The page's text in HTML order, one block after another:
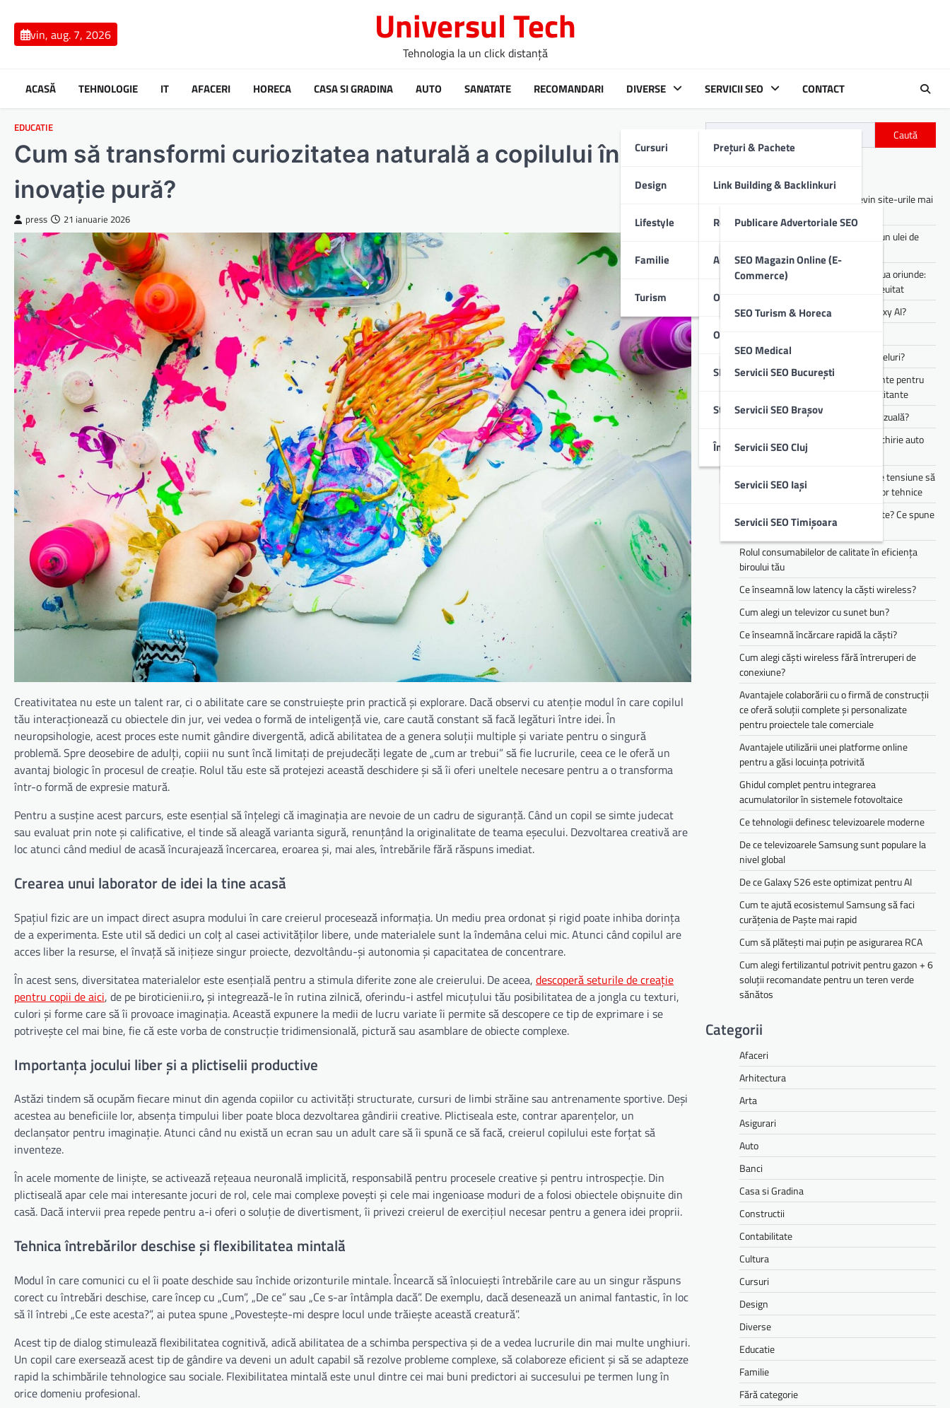
contentvin, aug. 7, 2026 Universul Tech
Tehnologia la un click distanță
ACASĂ TEHNOLOGIE IT AFACERI HORECA CASA SI GRADINA AUTO SANATATE RECOMANDARI DIVERSE
Cursuri
Design
Lifestyle
Familie
Turism
SERVICII SEO
Prețuri & Pachete
Link Building & Backlinkuri
Redactare Conținut SEO
Publicare Advertoriale SEO
Comunicate De Presă
Audit SEO Tehnic
SEO Magazin Online (E-
Commerce)
SEO Turism & Horeca
SEO Medical
Optimizare SEO On-Page
Optimizare SEO Off-Page
SEO LocalServicii SEO București
Servicii SEO Brașov
Servicii SEO Cluj
Servicii SEO Iași
Servicii SEO Timișoara
Studii De Caz
Întrebări Frecvente (FAQ)
CONTACT
EDUCATIE
Cum să transformi curiozitatea naturală a copilului în
inovație pură?
press 21 ianuarie 2026
Creativitatea nu este un talent rar, ci o abilitate care se construiește prin practică și explorare. Dacă observi cu atenție modul în care copilul
tău interacționează cu obiectele din jur, vei vedea o formă de inteligență vie, care caută constant să facă legături între idei. În
neuropsihologie, acest proces este numit gândire divergentă, adică abilitatea de a genera soluții multiple și variate pentru o singură
problemă. Spre deosebire de adulți, copiii nu sunt încă limitați de prejudecăți legate de „cum ar trebui” să fie lucrurile, ceea ce le oferă un
avantaj biologic în procesul de creație. Rolul tău este să protejezi această deschidere și să îi oferi uneltele necesare pentru a o transforma
într-o formă de expresie matură.
Pentru a susține acest parcurs, este esențial să înțelegi că imaginația are nevoie de un cadru de siguranță. Când un copil se simte judecat
sau evaluat prin note și calificative, el tinde să aleagă varianta sigură, renunțând la originalitate de teama eșecului. Dezvoltarea creativă are
loc atunci când mediul de acasă încurajează încercarea, eroarea și, mai ales, întrebările fără răspuns imediat.
Crearea unui laborator de idei la tine acasă
Spațiul fizic are un impact direct asupra modului în care creierul procesează informația. Un mediu prea ordonat și rigid poate inhiba dorința
de a experimenta. Este util să dedici un colț al casei activităților libere, unde materialele sunt la îndemâna celui mic. Atunci când copilul are
acces liber la resurse, el învață să inițieze singur proiecte, dezvoltându-și autonomia și capacitatea de concentrare.
În acest sens, diversitatea materialelor este esențială pentru a stimula diferite zone ale creierului. De aceea, descoperă seturile de creație
pentru copii de aici, de pe biroticienii.ro,și integrează-le în rutina zilnică, oferindu-i astfel micuțului tău posibilitatea de a jongla cu texturi,
culori și forme care să îi provoace imaginația. Această expunere la medii de lucru variate îi permite să descopere ce tip de exprimare i se
potrivește cel mai bine, fie că este vorba de construcție tridimensională, pictură sau asamblare de obiecte complexe.
Importanța jocului liber și a plictiselii productive
Astăzi tindem să ocupăm fiecare minut din agenda copiilor cu activități structurate, cursuri de limbi străine sau antrenamente sportive. Deși
acestea au beneficiile lor, absența timpului liber poate bloca dezvoltarea gândirii creative. Plictiseala este, contrar aparențelor, un
declanșator pentru imaginație. Atunci când nu există un ecran sau un adult care să îi spună ce să facă, creierul copilului este forțat să
inventeze.
În acele momente de liniște, se activează rețeaua neuronală implicită, responsabilă pentru procesele creative și pentru introspecție. Din
plictiseală apar cele mai interesante jocuri de rol, cele mai complexe povești și cele mai ingenioase moduri de a folosi obiectele obișnuite din
casă. Dacă intervii prea repede pentru a-i oferi o soluție de divertisment, îi privezi creierul de exercițiul necesar pentru a genera idei proprii.
Tehnica întrebărilor deschise și flexibilitatea mintală
Modul în care comunici cu el îi poate deschide sau închide orizonturile mintale. Încearcă să înlocuiești întrebările care au un singur răspuns
corect cu întrebări deschise, care încep cu „Cum”, „De ce” sau „Ce s-ar întâmpla dacă”. De exemplu, dacă desenează un animal fantastic, în loc
să îl întrebi „Ce este acesta?”, ai putea spune „Povestește-mi despre locul unde trăiește această creatură”.
Acest tip de dialog stimulează flexibilitatea cognitivă, adică abilitatea de a schimba perspectiva și de a vedea lucrurile din mai multe unghiuri.
Un copil care exersează acest tip de gândire va deveni un adult capabil să rezolve probleme complexe, să colaboreze eficient și să se adapteze
rapid la schimbările tehnologice sau sociale. Flexibilitatea mintală este unul dintre cei mai buni predictori ai succesului pe termen lung în
orice domeniu profesional.
Caută
Asistenții digitali cu AI: cum devin site-urile mai
Cum îți afectează motorul mașinii un ulei de
Experiența de party pe care o poți lua oriunde:
sunet portabil pentru vibe-uri de neuitat
Cum lucrezi mai rapid folosind Galaxy AI?
Cum alegi căști pentru muncă și apeluri?
Te simți mereu obosit? Ce suplimente pentru
energie pot ajuta în perioadele solicitante
Cum îți transformă AI experiența vizuală?
Cele mai populare branduri pentru chirie auto
din flota Justrent
Cum te pot ajuta stabilizatoarele de tensiune să
reduci riscurile asociate defecțiunilor tehnice
Copilul tău mănâncă doar 3 alimente? Ce spune
asta despre dezvoltarea lui
Rolul consumabilelor de calitate în eficiența
biroului tău
Ce înseamnă low latency la căști wireless?
Cum alegi un televizor cu sunet bun?
Ce înseamnă încărcare rapidă la căști?
Cum alegi căști wireless fără întreruperi de
conexiune?
Avantajele colaborării cu o firmă de construcții
ce oferă soluții complete și personalizate
pentru proiectele tale comerciale
Avantajele utilizării unei platforme online
pentru a găsi locuința potrivită
Ghidul complet pentru integrarea
acumulatorilor în sistemele fotovoltaice
Ce tehnologii definesc televizoarele moderne
De ce televizoarele Samsung sunt populare la
nivel global
De ce Galaxy S26 este optimizat pentru AI
Cum te ajută ecosistemul Samsung să faci
curățenia de Paște mai rapid
Cum să plătești mai puțin pe asigurarea RCA
Cum alegi fertilizantul potrivit pentru gazon + 6
soluții recomandate pentru un teren verde
sănătos
Categorii
Afaceri
Arhitectura
Arta
Asigurari
Auto
Banci
Casa si Gradina
Constructii
Contabilitate
Cultura
Cursuri
Design
Diverse
Educatie
Familie
Fără categorie